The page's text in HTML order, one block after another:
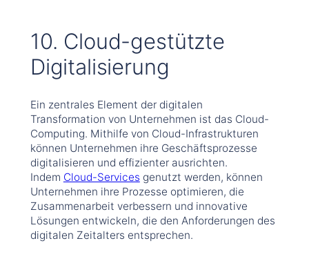
10. Cloud-gestützte
Digitalisierung
Ein zentrales Element der digitalen
Transformation von Unternehmen ist das Cloud-
Computing. Mithilfe von Cloud-Infrastrukturen
können Unternehmen ihre Geschäftsprozesse
digitalisieren und effizienter ausrichten.
Indem Cloud-Services genutzt werden, können
Unternehmen ihre Prozesse optimieren, die
Zusammenarbeit verbessern und innovative
Lösungen entwickeln, die den Anforderungen des
digitalen Zeitalters entsprechen.